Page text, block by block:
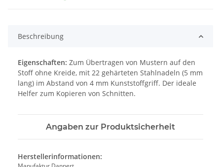
Beschreibung
Eigenschaften: Zum Übertragen von Mustern auf den
Stoff ohne Kreide, mit 22 gehärteten Stahlnadeln (5 mm
lang) im Abstand von 4 mm Kunststoffgriff. Der ideale
Helfer zum Kopieren von Schnitten.
Angaben zur Produktsicherheit
Herstellerinformationen: